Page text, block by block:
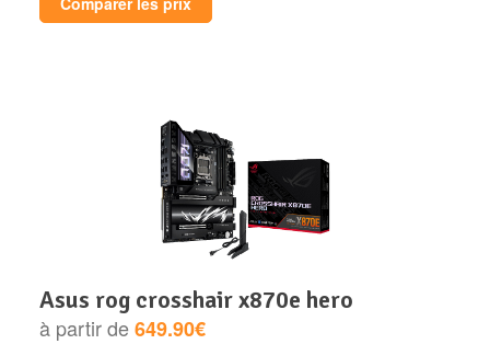
asus rog crosshair x870e hero
à partir de649.90€